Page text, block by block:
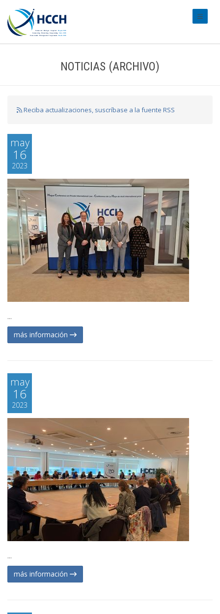
NOTICIAS (ARCHIVO)
Reciba actualizaciones, suscríbase a la fuente RSS
may
16
2023
...
más información
may
16
2023
...
más información